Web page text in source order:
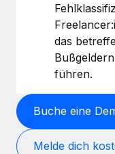
das
führen.
Buche eine
Melde dich